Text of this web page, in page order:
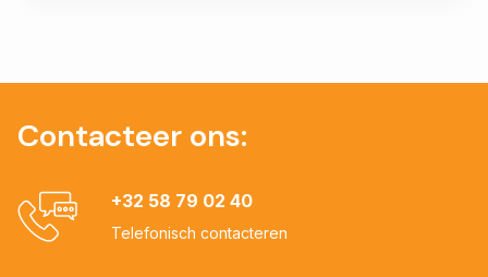
Contacteer ons:
+32 58 79 02 40
Telefonisch contacteren